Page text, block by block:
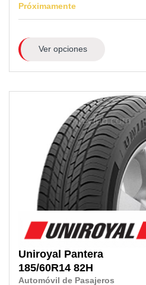
Próximamente
Ver opciones
Uniroyal Pantera
185/60R14 82H
Automóvil de Pasajeros